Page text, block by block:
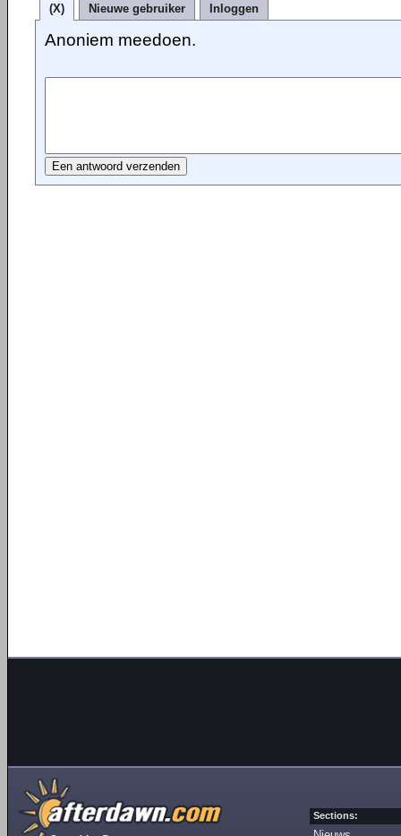
(X) Nieuwe gebruiker Inloggen
Anoniem meedoen.
Sections: